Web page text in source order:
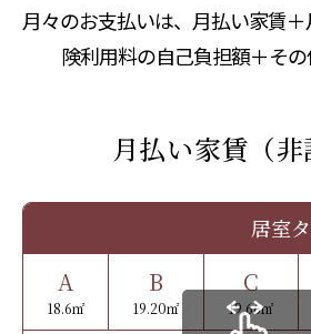
月々のお支払いは、月払い家賃
険利用料の自己負担額＋その
月払い家賃（非
居室
A
18.6㎡
B
19.20㎡
C
19.66㎡